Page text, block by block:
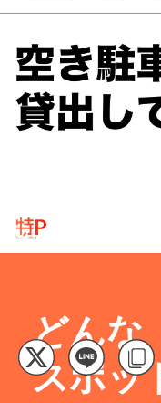
どんな
スポッ